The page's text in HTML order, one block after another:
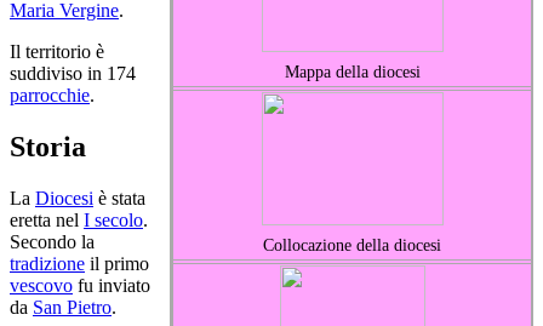
Mappa della diocesi
Collocazione della diocesi
Maria Vergine.
Il territorio è
suddiviso in 174
parrocchie.
Storia
La Diocesi è stata
eretta nel I secolo.
Secondo la
tradizione il primo
vescovo fu inviato
da San Pietro.